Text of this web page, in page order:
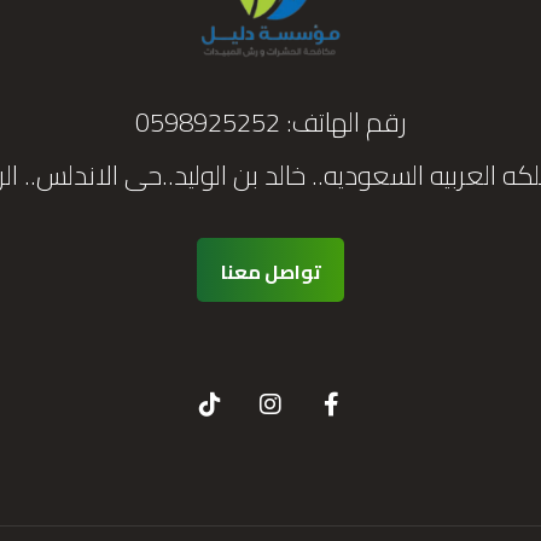
رقم الهاتف:0598925252
العربيه السعوديه.. خالد بن الوليد..حى الاندلس..
تواصل معنا